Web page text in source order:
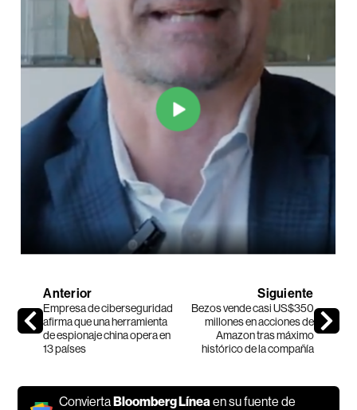
Anterior
Empresa de ciberseguridad
afirma que una herramienta
de espionaje china opera en
13 países
Siguiente
Bezos vende casi US$350
millones en acciones de
Amazon tras máximo
histórico de la compañía
ConviertaBloomberg Línea en su fuente de